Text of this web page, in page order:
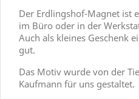
Der Erdlingshof-Magnet ist
im Büro oder in der
Auch als kleines Geschenk
gut.
Das Motiv wurde von der
Kaufmann für uns gestaltet.